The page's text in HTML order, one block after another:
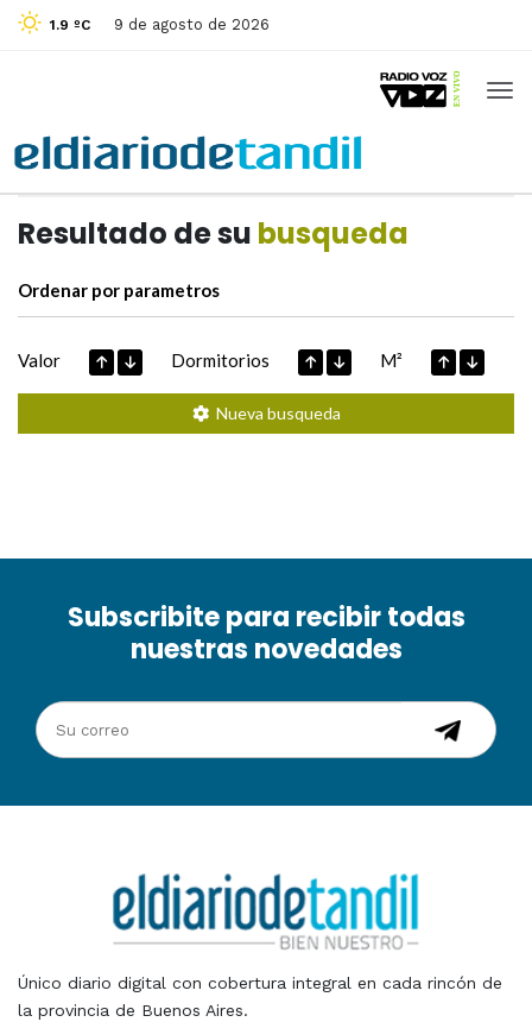
1.9 ºC 9 de agosto de 2026
Resultado de su busqueda
Ordenar por parametros
Valor Dormitorios M²
Nueva busqueda
Subscribite para recibir todas
nuestras novedades
Único diario digital con cobertura integral en cada rincón de
la provincia de Buenos Aires.